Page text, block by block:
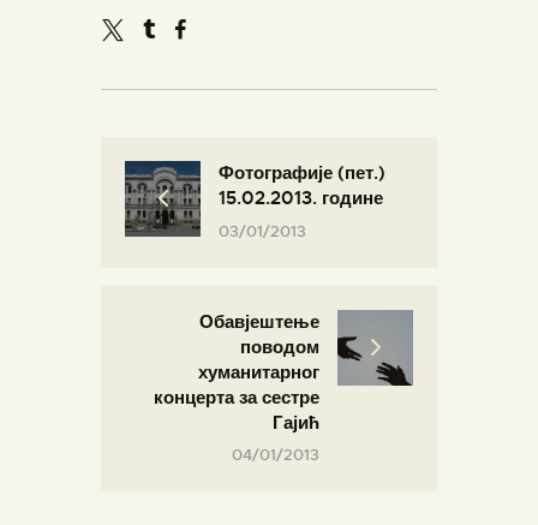
Фотографије (пет.)
15.02.2013. године
03/01/2013
Обавјештење
поводом
хуманитарног
концерта за сестре
Гајић
04/01/2013